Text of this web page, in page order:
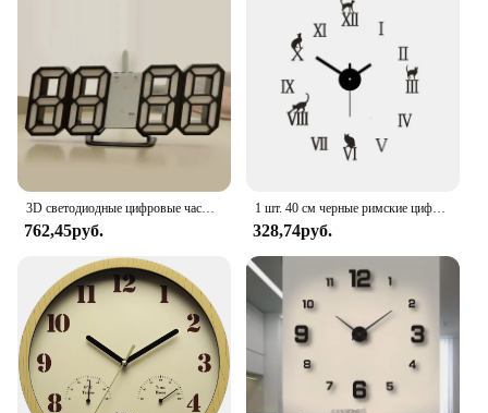
3D светодиодные цифровые часы, светящиеся модные настенные часы, многофункциональные креативные электронные часы с USB-разъемом, украшение для дома
762,45руб.
1 шт. 40 см черные римские цифры бесшумные DIY часы, для гостиной, спальни, настольные настенные часы для дома
328,74руб.